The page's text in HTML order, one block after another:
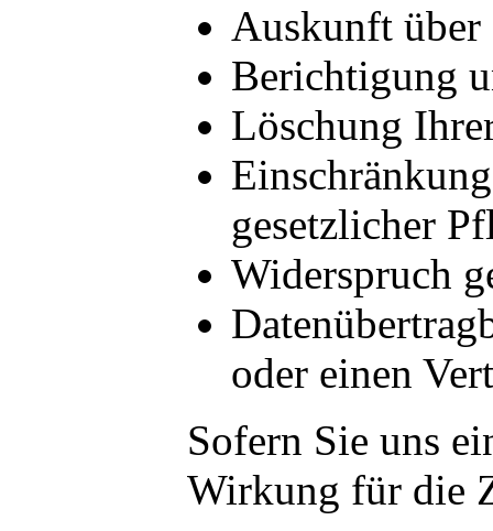
Auskunft über
Berichtigung
Löschung
gesetzlicher
Widerspruch
oder einen
Sofern Sie uns
Wirkung für die